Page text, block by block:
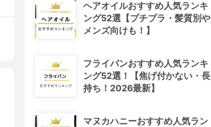
ヘアオイルおすすめ人気ランキ
ング52選【プチプラ・髪質別や
メンズ向けも！】
フライパンおすすめ人気ランキ
ング52選！【焦げ付かない・長
持ち！2026最新】
マヌカハニーおすすめ人気ラン